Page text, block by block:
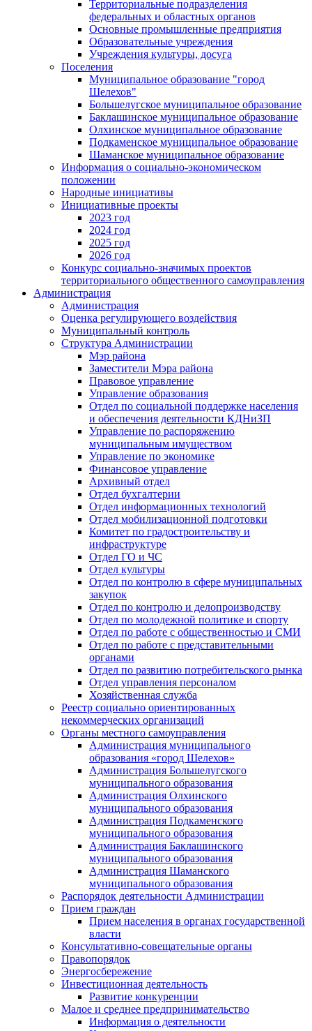
Территориальные подразделения
федеральных и областных органов
Основные промышленные предприятия
Образовательные учреждения
Учреждения культуры, досуга
Поселения
Муниципальное образование "город
Шелехов"
Большелугское муниципальное образование
Баклашинское муниципальное образование
Олхинское муниципальное образование
Подкаменское муниципальное образование
Шаманское муниципальное образование
Информация о социально-экономическом
положении
Народные инициативы
Инициативные проекты
2023 год
2024 год
2025 год
2026 год
Конкурс социально-значимых проектов
территориального общественного самоуправления
Администрация
Администрация
Оценка регулирующего воздействия
Муниципальный контроль
Структура Администрации
Мэр района
Заместители Мэра района
Правовое управление
Управление образования
Отдел по социальной поддержке населения
и обеспечения деятельности КДНиЗП
Управление по распоряжению
муниципальным имуществом
Управление по экономике
Финансовое управление
Архивный отдел
Отдел бухгалтерии
Отдел информационных технологий
Отдел мобилизационной подготовки
Комитет по градостроительству и
инфраструктуре
Отдел ГО и ЧС
Отдел культуры
Отдел по контролю в сфере муниципальных
закупок
Отдел по контролю и делопроизводству
Отдел по молодежной политике и спорту
Отдел по работе с общественностью и СМИ
Отдел по работе с представительными
органами
Отдел по развитию потребительского рынка
Отдел управления персоналом
Хозяйственная служба
Реестр социально ориентированных
некоммерческих организаций
Органы местного самоуправления
Администрация муниципального
образования «город Шелехов»
Администрация Большелугского
муниципального образования
Администрация Олхинского
муниципального образования
Администрация Подкаменского
муниципального образования
Администрация Баклашинского
муниципального образования
Администрация Шаманского
муниципального образования
Распорядок деятельности Администрации
Прием граждан
Прием населения в органах государственной
власти
Консультативно-совещательные органы
Правопорядок
Энергосбережение
Инвестиционная деятельность
Развитие конкуренции
Малое и среднее предпринимательство
Информация о деятельности